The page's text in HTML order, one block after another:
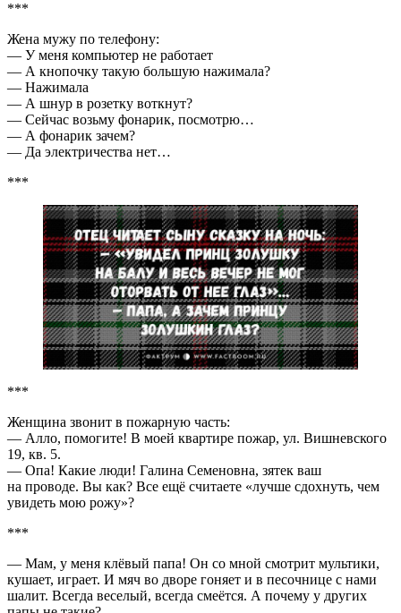
***
Жена мужу по телефону:
— У меня компьютер не работает
— А кнопочку такую большую нажимала?
— Нажимала
— А шнур в розетку воткнут?
— Сейчас возьму фонарик, посмотрю…
— А фонарик зачем?
— Да электричества нет…
***
***
Женщина звонит в пожарную часть:
— Алло, помогите! В моей квартире пожар, ул. Вишневского
19, кв. 5.
— Опа! Какие люди! Галина Семеновна, зятек ваш
на проводе. Вы как? Все ещё считаете «лучше сдохнуть, чем
увидеть мою рожу»?
***
— Мам, у меня клёвый папа! Он со мной смотрит мультики,
кушает, играет. И мяч во дворе гоняет и в песочнице с нами
шалит. Всегда веселый, всегда смеётся. А почему у других